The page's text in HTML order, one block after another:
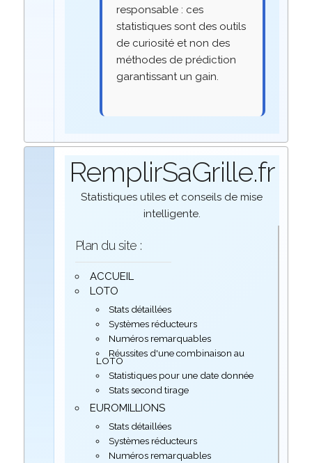
responsable : ces
statistiques sont des outils
de curiosité et non des
méthodes de prédiction
garantissant un gain.
RemplirSaGrille.fr
Statistiques utiles et conseils de mise
intelligente.
Plan du site :
ACCUEIL
LOTO
Stats détaillées
Systèmes réducteurs
Numéros remarquables
Réussites d'une combinaison au
LOTO
Statistiques pour une date donnée
Stats second tirage
EUROMILLIONS
Stats détaillées
Systèmes réducteurs
Numéros remarquables